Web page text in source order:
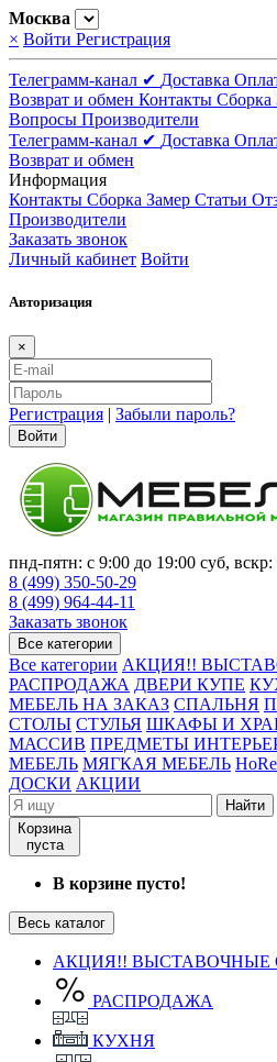
Москва
× Войти Регистрация
Телеграмм-канал ✔ Доставка
Возврат и обмен Контакты Сборка
Вопросы Производители
Телеграмм-канал ✔ Доставка
Возврат и обмен
Информация
Контакты Сборка Замер Статьи
Производители
Заказать звонок
Личный кабинет Войти
Авторизация
×
Регистрация | Забыли пароль?
Войти
пнд-пятн: с 9:00 до 19:00 суб,
8 (499) 350-50-29
8 (499) 964-44-11
Заказать звонок
Все категории
Все категории АКЦИЯ!!
РАСПРОДАЖА ДВЕРИ КУПЕ
МЕБЕЛЬ НА ЗАКАЗ СПАЛЬНЯ
СТОЛЫ СТУЛЬЯ ШКАФЫ И
МАССИВ ПРЕДМЕТЫ
МЕБЕЛЬ МЯГКАЯ МЕБЕЛЬ
ДОСКИ АКЦИИ
Найти
Корзина
пуста
В корзине пусто!
Весь каталог
АКЦИЯ!! ВЫСТАВОЧНЫЕ
РАСПРОДАЖА
КУХНЯ